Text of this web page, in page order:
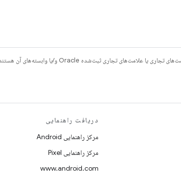
دریافت راهنمایی
مرکز راهنمایی Android
مرکز راهنمایی Pixel
www.android.com